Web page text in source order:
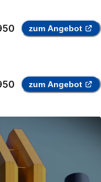
zum Angebot
zum Angebot